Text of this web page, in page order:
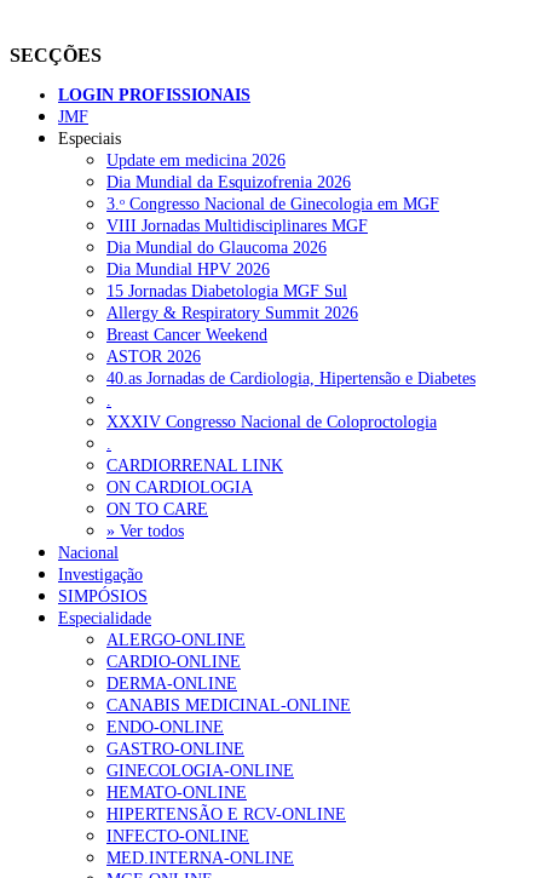
SECÇÕES
LOGIN PROFISSIONAIS
JMF
Especiais
Update em medicina 2026
Dia Mundial da Esquizofrenia 2026
3.ᵒ Congresso Nacional de Ginecologia em MGF
VIII Jornadas Multidisciplinares MGF
Dia Mundial do Glaucoma 2026
Dia Mundial HPV 2026
15 Jornadas Diabetologia MGF Sul
Allergy & Respiratory Summit 2026
Breast Cancer Weekend
ASTOR 2026
40.as Jornadas de Cardiologia, Hipertensão e Diabetes
.
XXXIV Congresso Nacional de Coloproctologia
.
CARDIORRENAL LINK
ON CARDIOLOGIA
ON TO CARE
» Ver todos
Nacional
Investigação
SIMPÓSIOS
Especialidade
ALERGO-ONLINE
CARDIO-ONLINE
DERMA-ONLINE
CANABIS MEDICINAL-ONLINE
ENDO-ONLINE
GASTRO-ONLINE
GINECOLOGIA-ONLINE
HEMATO-ONLINE
HIPERTENSÃO E RCV-ONLINE
INFECTO-ONLINE
MED.INTERNA-ONLINE